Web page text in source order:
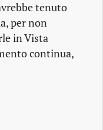
tenuto
per non
in Vista
continua,